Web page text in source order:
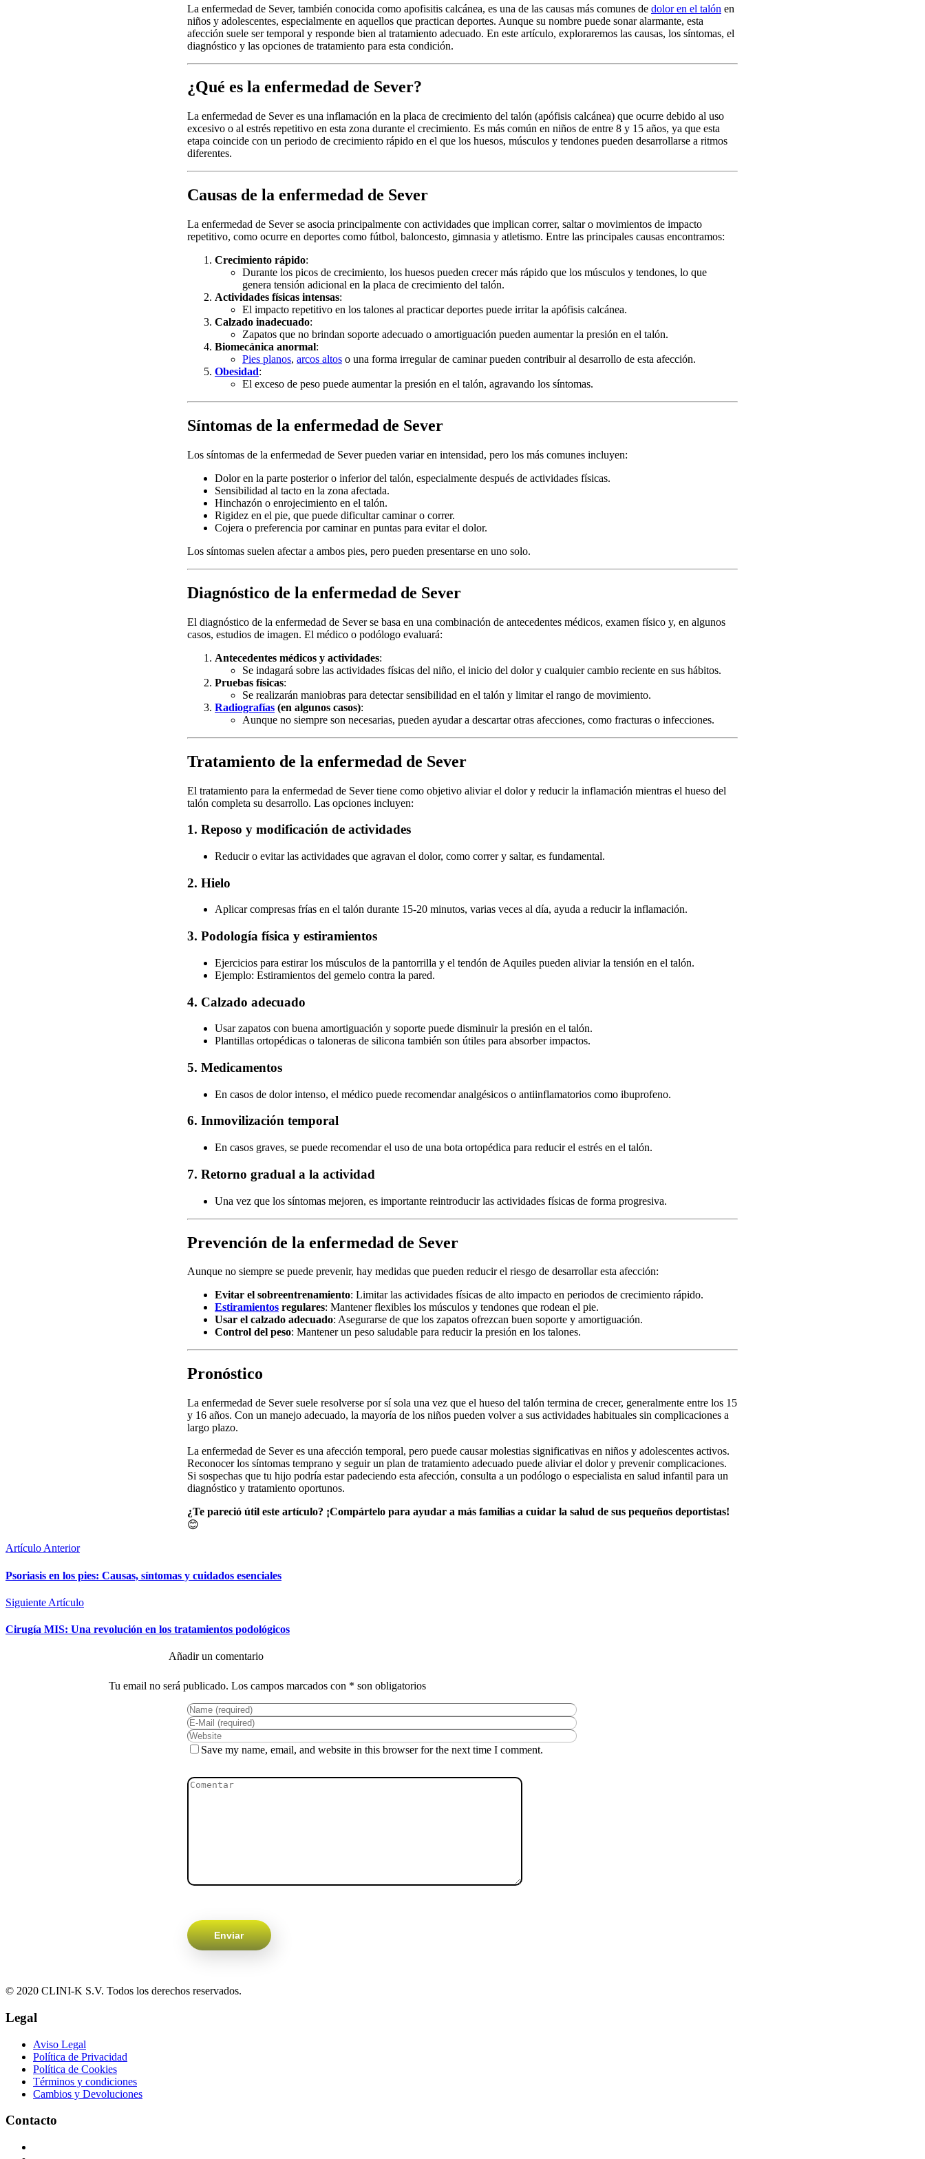
La enfermedad de Sever, también conocida como apofisitis calcánea, es una de las causas más comunes de dolor en el talón en
niños y adolescentes, especialmente en aquellos que practican deportes. Aunque su nombre puede sonar alarmante, esta
afección suele ser temporal y responde bien al tratamiento adecuado. En este artículo, exploraremos las causas, los síntomas, el
diagnóstico y las opciones de tratamiento para esta condición.
¿Qué es la enfermedad de Sever?
La enfermedad de Sever es una inflamación en la placa de crecimiento del talón (apófisis calcánea) que ocurre debido al uso
excesivo o al estrés repetitivo en esta zona durante el crecimiento. Es más común en niños de entre 8 y 15 años, ya que esta
etapa coincide con un periodo de crecimiento rápido en el que los huesos, músculos y tendones pueden desarrollarse a ritmos
diferentes.
Causas de la enfermedad de Sever
La enfermedad de Sever se asocia principalmente con actividades que implican correr, saltar o movimientos de impacto
repetitivo, como ocurre en deportes como fútbol, baloncesto, gimnasia y atletismo. Entre las principales causas encontramos:
Crecimiento rápido:
Durante los picos de crecimiento, los huesos pueden crecer más rápido que los músculos y tendones, lo que
genera tensión adicional en la placa de crecimiento del talón.
Actividades físicas intensas:
El impacto repetitivo en los talones al practicar deportes puede irritar la apófisis calcánea.
Calzado inadecuado:
Zapatos que no brindan soporte adecuado o amortiguación pueden aumentar la presión en el talón.
Biomecánica anormal:
Pies planos, arcos altos o una forma irregular de caminar pueden contribuir al desarrollo de esta afección.
Obesidad:
El exceso de peso puede aumentar la presión en el talón, agravando los síntomas.
Síntomas de la enfermedad de Sever
Los síntomas de la enfermedad de Sever pueden variar en intensidad, pero los más comunes incluyen:
Dolor en la parte posterior o inferior del talón, especialmente después de actividades físicas.
Sensibilidad al tacto en la zona afectada.
Hinchazón o enrojecimiento en el talón.
Rigidez en el pie, que puede dificultar caminar o correr.
Cojera o preferencia por caminar en puntas para evitar el dolor.
Los síntomas suelen afectar a ambos pies, pero pueden presentarse en uno solo.
Diagnóstico de la enfermedad de Sever
El diagnóstico de la enfermedad de Sever se basa en una combinación de antecedentes médicos, examen físico y, en algunos
casos, estudios de imagen. El médico o podólogo evaluará:
Antecedentes médicos y actividades:
Se indagará sobre las actividades físicas del niño, el inicio del dolor y cualquier cambio reciente en sus hábitos.
Pruebas físicas:
Se realizarán maniobras para detectar sensibilidad en el talón y limitar el rango de movimiento.
Radiografías (en algunos casos):
Aunque no siempre son necesarias, pueden ayudar a descartar otras afecciones, como fracturas o infecciones.
Tratamiento de la enfermedad de Sever
El tratamiento para la enfermedad de Sever tiene como objetivo aliviar el dolor y reducir la inflamación mientras el hueso del
talón completa su desarrollo. Las opciones incluyen:
1. Reposo y modificación de actividades
Reducir o evitar las actividades que agravan el dolor, como correr y saltar, es fundamental.
2. Hielo
Aplicar compresas frías en el talón durante 15-20 minutos, varias veces al día, ayuda a reducir la inflamación.
3. Podología física y estiramientos
Ejercicios para estirar los músculos de la pantorrilla y el tendón de Aquiles pueden aliviar la tensión en el talón.
Ejemplo: Estiramientos del gemelo contra la pared.
4. Calzado adecuado
Usar zapatos con buena amortiguación y soporte puede disminuir la presión en el talón.
Plantillas ortopédicas o taloneras de silicona también son útiles para absorber impactos.
5. Medicamentos
En casos de dolor intenso, el médico puede recomendar analgésicos o antiinflamatorios como ibuprofeno.
6. Inmovilización temporal
En casos graves, se puede recomendar el uso de una bota ortopédica para reducir el estrés en el talón.
7. Retorno gradual a la actividad
Una vez que los síntomas mejoren, es importante reintroducir las actividades físicas de forma progresiva.
Prevención de la enfermedad de Sever
Aunque no siempre se puede prevenir, hay medidas que pueden reducir el riesgo de desarrollar esta afección:
Evitar el sobreentrenamiento: Limitar las actividades físicas de alto impacto en periodos de crecimiento rápido.
Estiramientos regulares: Mantener flexibles los músculos y tendones que rodean el pie.
Usar el calzado adecuado: Asegurarse de que los zapatos ofrezcan buen soporte y amortiguación.
Control del peso: Mantener un peso saludable para reducir la presión en los talones.
Pronóstico
La enfermedad de Sever suele resolverse por sí sola una vez que el hueso del talón termina de crecer, generalmente entre los 15
y 16 años. Con un manejo adecuado, la mayoría de los niños pueden volver a sus actividades habituales sin complicaciones a
largo plazo.
La enfermedad de Sever es una afección temporal, pero puede causar molestias significativas en niños y adolescentes activos.
Reconocer los síntomas temprano y seguir un plan de tratamiento adecuado puede aliviar el dolor y prevenir complicaciones.
Si sospechas que tu hijo podría estar padeciendo esta afección, consulta a un podólogo o especialista en salud infantil para un
diagnóstico y tratamiento oportunos.
¿Te pareció útil este artículo? ¡Compártelo para ayudar a más familias a cuidar la salud de sus pequeños deportistas!
😊
Artículo Anterior
Psoriasis en los pies: Causas, síntomas y cuidados esenciales
Siguiente Artículo
Cirugía MIS: Una revolución en los tratamientos podológicos
Save my name, email, and website in this browser for the next time I comment.
© 2020 CLINI-K S.V. Todos los derechos reservados.
Legal
Aviso Legal
Política de Privacidad
Política de Cookies
Términos y condiciones
Cambios y Devoluciones
Contacto